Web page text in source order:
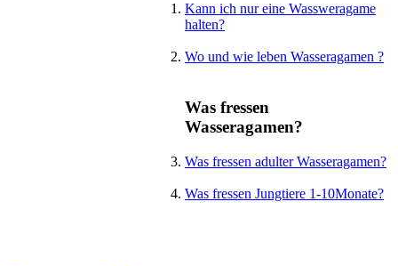
Kann ich nur eine Wassweragame
halten?
Wo und wie leben Wasseragamen ?
Was fressen
Wasseragamen?
Was fressen adulter Wasseragamen?
Was fressen Jungtiere 1-10Monate?